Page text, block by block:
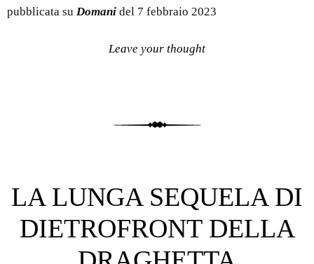
pubblicata su Domani del 7 febbraio 2023
Leave your thought
LA LUNGA SEQUELA DI
DIETROFRONT DELLA